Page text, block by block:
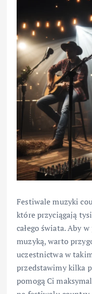
Festiwale muzyki
które przyciągają
całego świata. Aby
muzyką, warto
uczestnictwa w
przedstawimy kilka
pomogą Ci